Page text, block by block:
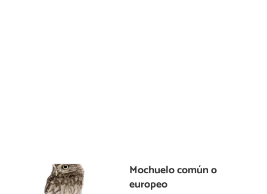
Mochuelo común o
europeo